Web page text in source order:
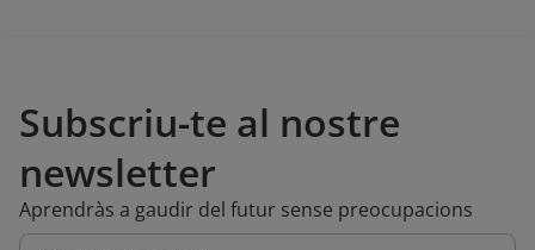
Subscriu-te al nostre
newsletter
Aprendràs a gaudir del futur sense preocupacions